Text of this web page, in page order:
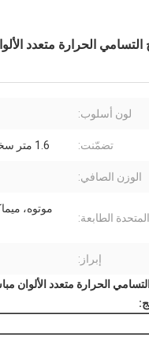
التسامي الحرارة متعدد
لون أسلوب:
تضمّنت: 1.6 متر سخان التسامي ومرشح واحد
الوزن الصافي:
المتحدة الطابعة:
موتوه،
إبراز:
التسامي الحرارة متعدد الألوان